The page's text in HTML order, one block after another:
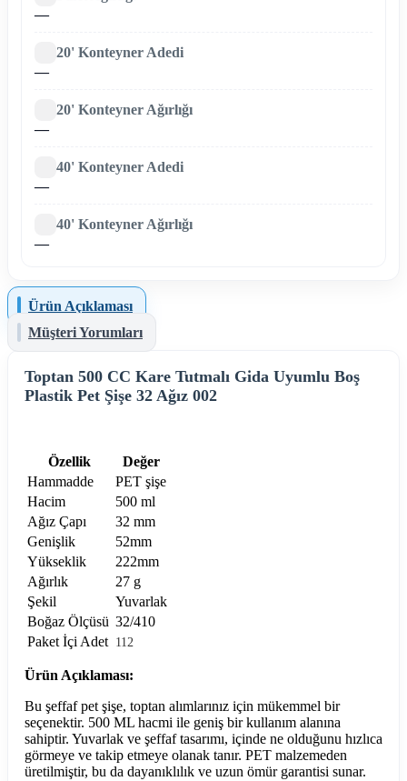
—
20' Konteyner Adedi
—
20' Konteyner Ağırlığı
—
40' Konteyner Adedi
—
40' Konteyner Ağırlığı
—
Ürün Açıklaması
Müşteri Yorumları
Toptan 500 CC Kare Tutmalı Gida Uyumlu Boş
Plastik Pet Şişe 32 Ağız 002
Özellik
Değer
Hammadde
PET şişe
Hacim
500 ml
Ağız Çapı
32 mm
Genişlik
52mm
Yükseklik
222mm
Ağırlık
27 g
Şekil
Yuvarlak
Boğaz Ölçüsü 32/410
Paket İçi Adet 112
Ürün Açıklaması:
Bu şeffaf pet şişe, toptan alımlarınız için mükemmel bir
seçenektir. 500 ML hacmi ile geniş bir kullanım alanına
sahiptir. Yuvarlak ve şeffaf tasarımı, içinde ne olduğunu hızlıca
görmeye ve takip etmeye olanak tanır. PET malzemeden
üretilmiştir, bu da dayanıklılık ve uzun ömür garantisi sunar.